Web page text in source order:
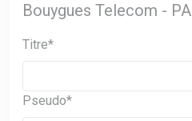
Bouygues Telecom -
Titre*
Pseudo*